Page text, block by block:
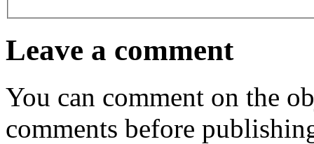
Leave a comment
You can comment on the
comments before